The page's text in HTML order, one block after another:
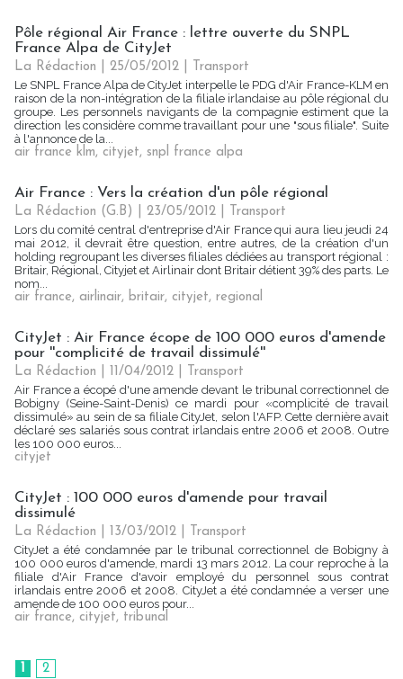
Pôle régional Air France : lettre ouverte du SNPL
France Alpa de CityJet
La Rédaction | 25/05/2012
Transport
Le SNPL France Alpa de CityJet interpelle le PDG d'Air France-KLM en
raison de la non-intégration de la filiale irlandaise au pôle régional du
groupe. Les personnels navigants de la compagnie estiment que la
direction les considère comme travaillant pour une "sous filiale". Suite
à l'annonce de la...
air france klm, cityjet, snpl france alpa
Air France : Vers la création d'un pôle régional
La Rédaction (G.B) | 23/05/2012
Transport
Lors du comité central d'entreprise d'Air France qui aura lieu jeudi 24
mai 2012, il devrait être question, entre autres, de la création d'un
holding regroupant les diverses filiales dédiées au transport régional :
Britair, Régional, Cityjet et Airlinair dont Britair détient 39% des parts. Le
nom...
air france, airlinair, britair, cityjet, regional
CityJet : Air France écope de 100 000 euros d'amende
pour ''complicité de travail dissimulé''
La Rédaction | 11/04/2012
Transport
Air France a écopé d'une amende devant le tribunal correctionnel de
Bobigny (Seine-Saint-Denis) ce mardi pour «complicité de travail
dissimulé» au sein de sa filiale CityJet, selon l'AFP. Cette dernière avait
déclaré ses salariés sous contrat irlandais entre 2006 et 2008. Outre
les 100 000 euros...
cityjet
CityJet : 100 000 euros d'amende pour travail
dissimulé
La Rédaction | 13/03/2012
Transport
CityJet a été condamnée par le tribunal correctionnel de Bobigny à
100 000 euros d'amende, mardi 13 mars 2012. La cour reproche à la
filiale d'Air France d'avoir employé du personnel sous contrat
irlandais entre 2006 et 2008. CityJet a été condamnée a verser une
amende de 100 000 euros pour...
air france, cityjet, tribunal
1 2